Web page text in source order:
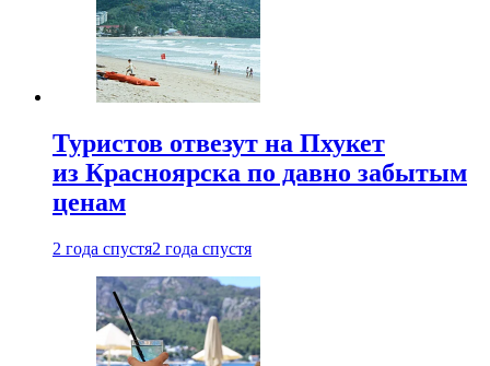
Туристов отвезут на Пхукет
из Красноярска по давно забытым
ценам
2 года спустя2 года спустя